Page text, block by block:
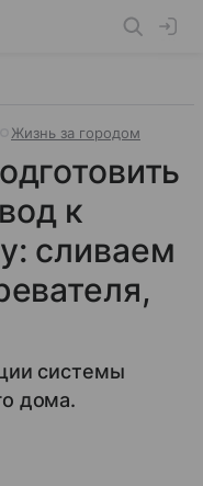
Жизнь за городом
к
сливаем
системы
дома.